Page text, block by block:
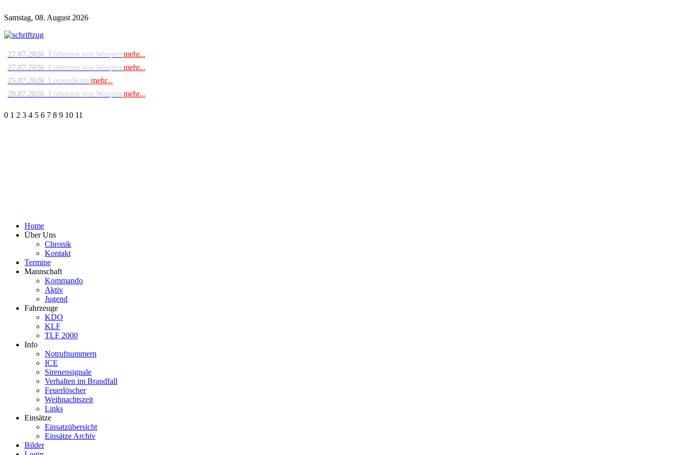
Samstag, 08. August 2026
27.07.2026 Entfernen von Wespen mehr...
27.07.2026 Entfernen von Wespen mehr...
25.07.2026 Lotsendienst mehr...
20.07.2026 Entfernen von Wespen mehr...
0 1 2 3 4 5 6 7 8 9 10 11
Home
Über Uns
Chronik
Kontakt
Termine
Mannschaft
Kommando
Aktiv
Jugend
Fahrzeuge
KDO
KLF
TLF 2000
Info
Notrufnummern
ICE
Sirenensignale
Verhalten im Brandfall
Feuerlöscher
Weihnachtszeit
Links
Einsätze
Einsatzübersicht
Einsätze Archiv
Bilder